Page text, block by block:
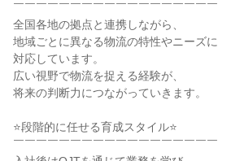
￣￣￣￣￣￣￣￣￣￣￣￣￣￣￣￣￣￣
全国各地の拠点と連携しながら、
地域ごとに異なる物流の特性やニーズに
対応しています。
広い視野で物流を捉える経験が、
将来の判断力につながっていきます。
⭐段階的に任せる育成スタイル⭐
￣￣￣￣￣￣￣￣￣￣￣￣￣￣￣￣￣￣